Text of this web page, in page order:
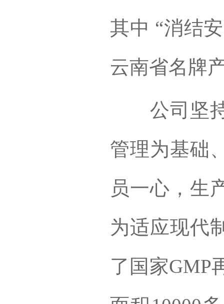
其中 “消结
云南省名牌
公司坚持
管理为基础
员一心，生
为适应现代
了国家GMP